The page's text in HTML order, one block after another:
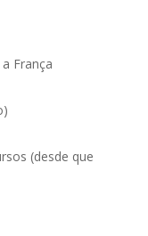
França
(desde que